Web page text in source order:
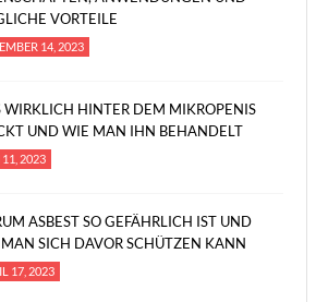
VORTEILE
14, 2023
WIRKLICH HINTER DEM MIKROPENIS
UND WIE MAN IHN BEHANDELT
11, 2023
ASBEST SO GEFÄHRLICH IST UND
SICH DAVOR SCHÜTZEN KANN
17, 2023